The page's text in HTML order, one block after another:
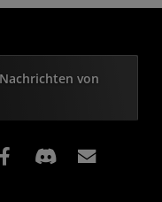
von
Facebook